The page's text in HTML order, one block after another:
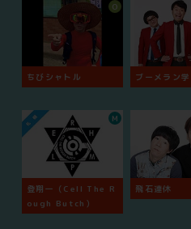
ちびシャトル
O
ブーメラン
登翔一（Cell The R
ough Butch）
M
飛石連休